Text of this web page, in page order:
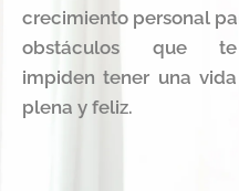
crecimiento personal
obstáculos que te
impiden tener una vida
plena y feliz.